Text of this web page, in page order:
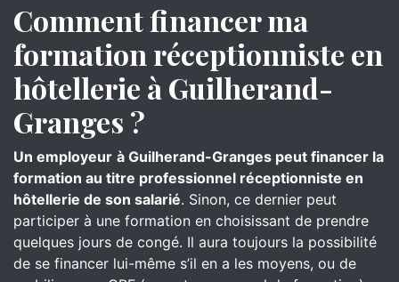
Comment financer ma
formation réceptionniste en
hôtellerie à Guilherand-
Granges ?
Un employeur à Guilherand-Granges peut financer la
formation au titre professionnel réceptionniste en
hôtellerie de son salarié. Sinon, ce dernier peut
participer à une formation en choisissant de prendre
quelques jours de congé. Il aura toujours la possibilité
de se financer lui-même s’il en a les moyens, ou de